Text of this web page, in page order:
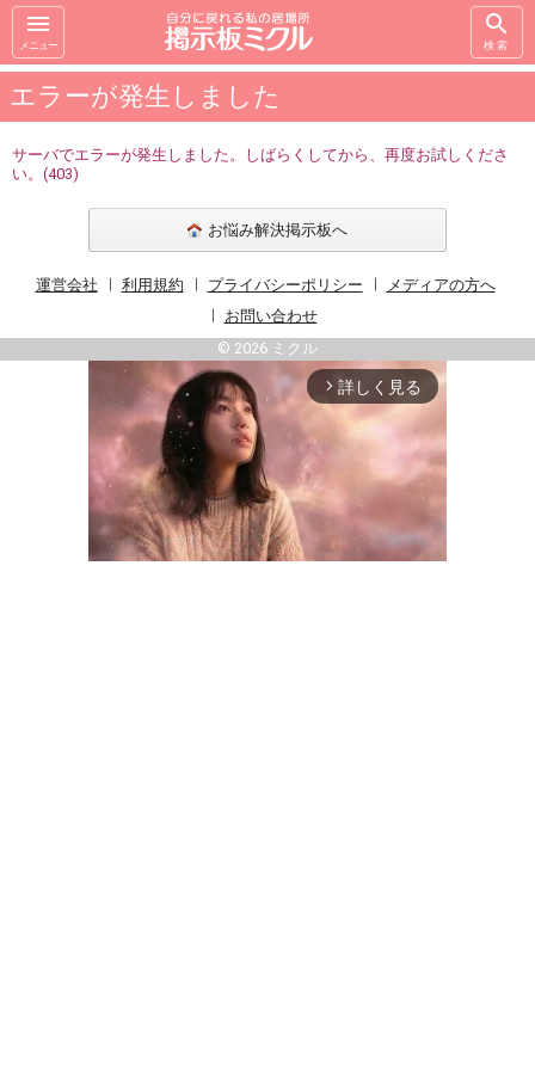
メニュー 検索
エラーが発生しました
サーバでエラーが発生しました。しばらくしてから、再度お試しくださ
い。(403)
お悩み解決掲示板へ
運営会社 利用規約 プライバシーポリシー
メディアの方へ
お問い合わせ
© 2026 ミクル
arrow_forward_ios 詳しく見る